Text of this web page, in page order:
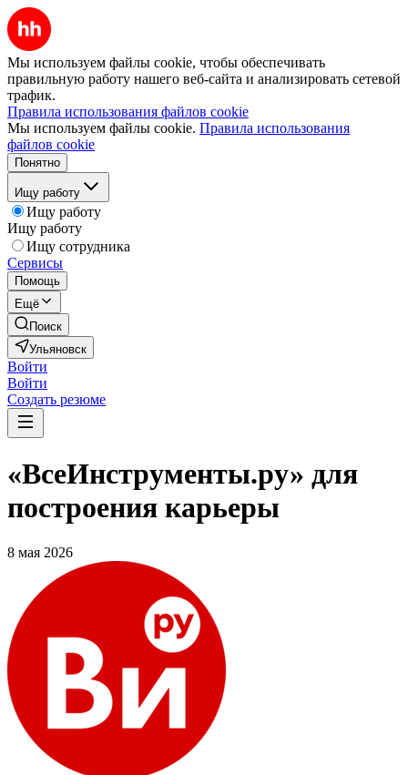
Мы используем файлы cookie, чтобы обеспечивать
правильную работу нашего веб-сайта и анализировать сетевой
трафик.
Правила использования файлов cookie
Мы используем файлы cookie. Правила использования
файлов cookie
Понятно
Ищу работу
Ищу работу
Ищу работу
Ищу сотрудника
Сервисы
Помощь
Ещё
Поиск
Ульяновск
Войти
Войти
Создать резюме
«ВсеИнструменты.ру» для
построения карьеры
8 мая 2026